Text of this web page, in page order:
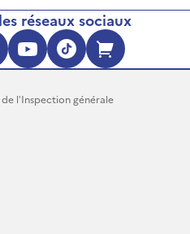
réseaux sociaux
(s'ouvre dans une
(s'ouvre dans
(s'ouvre
YouTube
TikTok
l’Inspection générale